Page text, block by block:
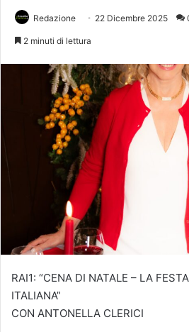
Redazione 22 Dicembre 2025
2 minuti di lettura
RAI1: “CENA DI NATALE – LA
ITALIANA”
CON ANTONELLA CLERICI